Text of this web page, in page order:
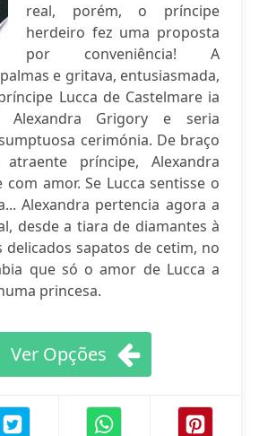
real, porém, o príncipe
herdeiro fez uma proposta
por conveniência! A
e gritava, entusiasmada,
Lucca de Castelmare ia
Alexandra Grigory e seria
cerimónia. De braço
príncipe, Alexandra
com amor. Se Lucca sentisse o
Alexandra pertencia agora a
desde a tiara de diamantes à
delicados sapatos de cetim, no
que só o amor de Lucca a
princesa.
Ver Opções